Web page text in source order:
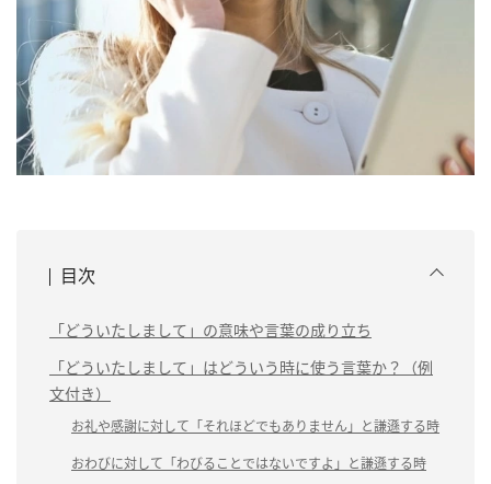
目次
「どういたしまして」の意味や言葉の成り立ち
「どういたしまして」はどういう時に使う言葉か？（例
文付き）
お礼や感謝に対して「それほどでもありません」と謙遜する時
おわびに対して「わびることではないですよ」と謙遜する時